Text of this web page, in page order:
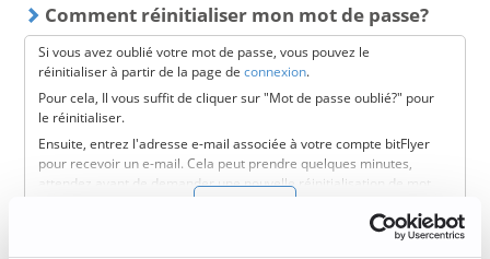
Une fois que vous avez entré le code envoyé par e-mail, SMS ou
votre application d'authentification de choix, vous pouvez
modifier votre 2FA.
Si les étapes ci-dessus ne fonctionnent pas, veuillez contacter:
info.eu@bitflyer.com
Comment réinitialiser mon mot de passe?
Si vous avez oublié votre mot de passe, vous pouvez le
réinitialiser à partir de la page de connexion.
Pour cela, Il vous suffit de cliquer sur "Mot de passe oublié?" pour
le réinitialiser.
Ensuite, entrez l'adresse e-mail associée à votre compte bitFlyer
pour recevoir un e-mail. Cela peut prendre quelques minutes,
attendez avant de demander une nouvelle réinitialisation de mot
Une fois que vous avez cliqué sur le lien dans l'e-mail, vous
Comment mettre à jour mes informations